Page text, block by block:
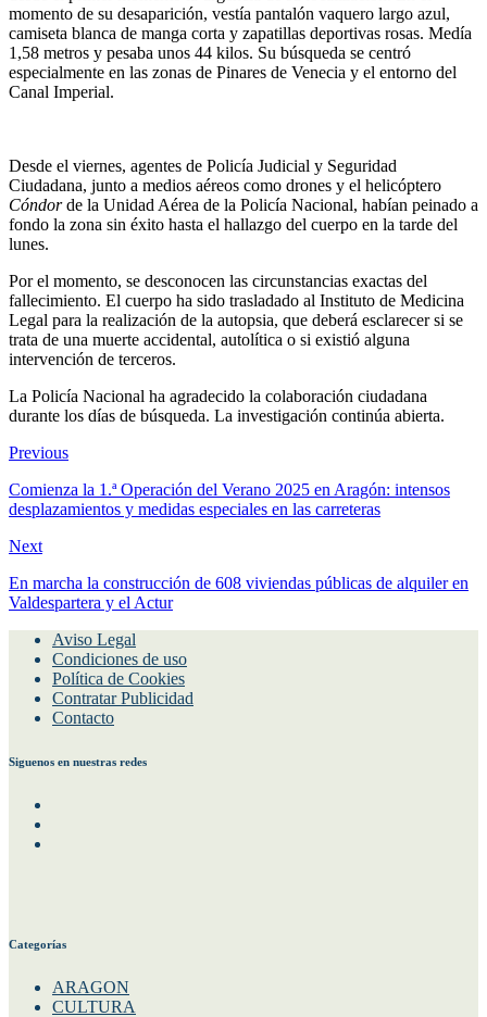
momento de su desaparición, vestía pantalón vaquero largo azul,
camiseta blanca de manga corta y zapatillas deportivas rosas. Medía
1,58 metros y pesaba unos 44 kilos. Su búsqueda se centró
especialmente en las zonas de Pinares de Venecia y el entorno del
Canal Imperial.
Desde el viernes, agentes de Policía Judicial y Seguridad
Ciudadana, junto a medios aéreos como drones y el helicóptero
Cóndorde la Unidad Aérea de la Policía Nacional, habían peinado a
fondo la zona sin éxito hasta el hallazgo del cuerpo en la tarde del
lunes.
Por el momento, se desconocen las circunstancias exactas del
fallecimiento. El cuerpo ha sido trasladado al Instituto de Medicina
Legal para la realización de la autopsia, que deberá esclarecer si se
trata de una muerte accidental, autolítica o si existió alguna
intervención de terceros.
La Policía Nacional ha agradecido la colaboración ciudadana
durante los días de búsqueda. La investigación continúa abierta.
Previous
Comienza la 1.ª Operación del Verano 2025 en Aragón: intensos
desplazamientos y medidas especiales en las carreteras
Next
En marcha la construcción de 608 viviendas públicas de alquiler en
Valdespartera y el Actur
Aviso Legal
Condiciones de uso
Política de Cookies
Contratar Publicidad
Contacto
Siguenos en nuestras redes
Categorías
ARAGON
CULTURA